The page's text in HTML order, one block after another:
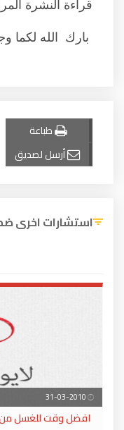
قراءة النشرة
بارك الله لكما
طباعة
أرسل لصديق
استشارات اخرى
افضل وقت للغسل من